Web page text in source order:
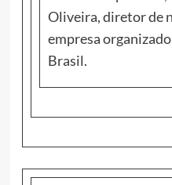
Oliveira, diretor de
empresa
Brasil.